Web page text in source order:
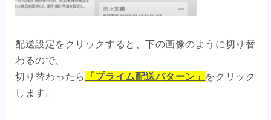
配送設定をクリックすると、下の画像のように切り替
わるので、
切り替わったら
「プライム配送パターン」 をクリック
します。